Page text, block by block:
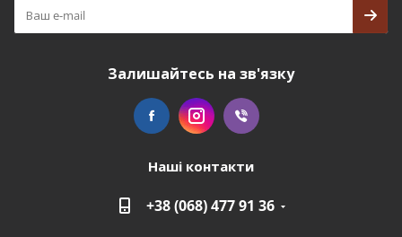
Залишайтесь на зв'язку
Наші контакти
+38 (068) 477 91 36